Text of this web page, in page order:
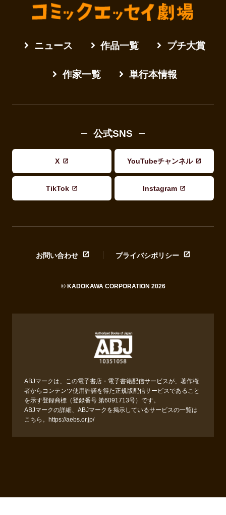
ニュース 作品一覧 プチ大賞
作家一覧 単行本情報
公式SNS
X YouTubeチャンネル
TikTok Instagram
お問い合わせ プライバシポリシー
© KADOKAWA CORPORATION 2026
ABJマークは、この電子書店・電子書籍配信サービスが、著作権
者からコンテンツ使用許諾を得た正規版配信サービスであること
を示す登録商標（登録番号 第6091713号）です。
ABJマークの詳細、ABJマークを掲示しているサービスの一覧は
こちら。 https://aebs.or.jp/